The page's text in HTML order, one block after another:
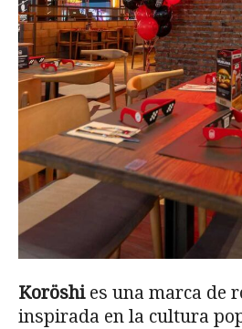
Koröshi es una marca de
inspirada en la cultura